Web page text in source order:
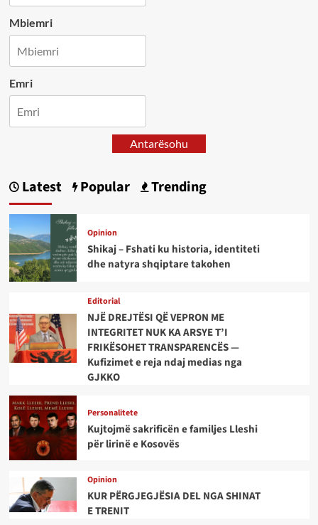
Mbiemri
Emri
Antarësohu
Latest Popular Trending
Opinion
Shikaj – Fshati ku historia, identiteti
dhe natyra shqiptare takohen
Editorial
NJË DREJTËSI QË VEPRON ME
INTEGRITET NUK KA ARSYE T’I
FRIKËSOHET TRANSPARENCËS —
Kufizimet e reja ndaj medias nga
GJKKO
Personalitete
Kujtojmë sakrificën e familjes Lleshi
për lirinë e Kosovës
Opinion
KUR PËRGJEGJËSIA DEL NGA SHINAT
E TRENIT